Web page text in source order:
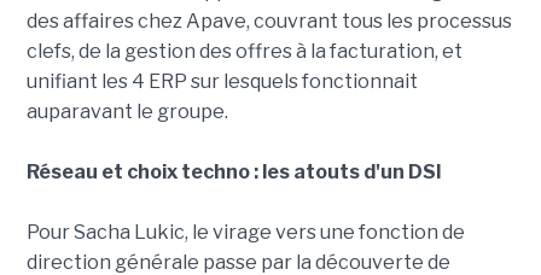
des affaires chez Apave, couvrant tous les processus
clefs, de la gestion des offres à la facturation, et
unifiant les 4 ERP sur lesquels fonctionnait
auparavant le groupe.
Réseau et choix techno : les atouts d'un DSI
Pour Sacha Lukic, le virage vers une fonction de
direction générale passe par la découverte de